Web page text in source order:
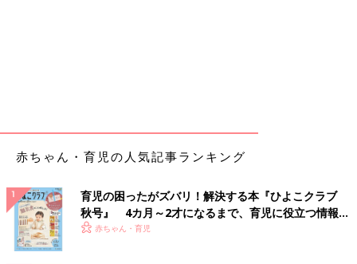
赤ちゃん・育児の人気記事ランキング
育児の困ったがズバリ！解決する本『ひよこクラブ
秋号』 4カ月～2才になるまで、育児に役立つ情報が
いっぱい！
赤ちゃん・育児